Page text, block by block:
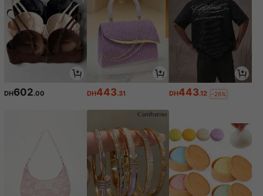
DH602.00 DH443.31 DH443.12 -26%